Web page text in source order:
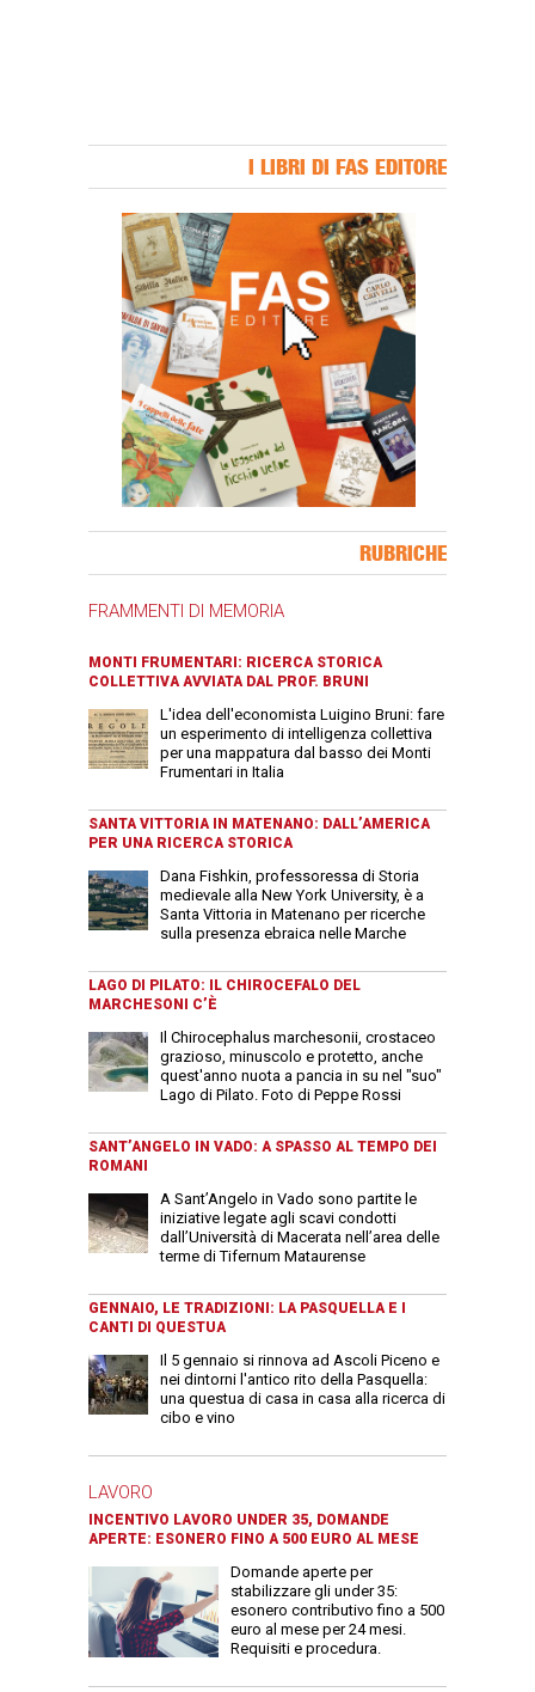
I LIBRI DI FAS EDITORE
RUBRICHE
FRAMMENTI DI MEMORIA
MONTI FRUMENTARI: RICERCA STORICA
COLLETTIVA AVVIATA DAL PROF. BRUNI
L'idea dell'economista Luigino Bruni: fare
un esperimento di intelligenza collettiva
per una mappatura dal basso dei Monti
Frumentari in Italia
SANTA VITTORIA IN MATENANO: DALL’AMERICA
PER UNA RICERCA STORICA
Dana Fishkin, professoressa di Storia
medievale alla New York University, è a
Santa Vittoria in Matenano per ricerche
sulla presenza ebraica nelle Marche
LAGO DI PILATO: IL CHIROCEFALO DEL
MARCHESONI C’È
Il Chirocephalus marchesonii, crostaceo
grazioso, minuscolo e protetto, anche
quest'anno nuota a pancia in su nel "suo"
Lago di Pilato. Foto di Peppe Rossi
SANT’ANGELO IN VADO: A SPASSO AL TEMPO DEI
ROMANI
A Sant’Angelo in Vado sono partite le
iniziative legate agli scavi condotti
dall’Università di Macerata nell’area delle
terme di Tifernum Mataurense
GENNAIO, LE TRADIZIONI: LA PASQUELLA E I
CANTI DI QUESTUA
Il 5 gennaio si rinnova ad Ascoli Piceno e
nei dintorni l'antico rito della Pasquella:
una questua di casa in casa alla ricerca di
cibo e vino
LAVORO
INCENTIVO LAVORO UNDER 35, DOMANDE
APERTE: ESONERO FINO A 500 EURO AL MESE
Domande aperte per
stabilizzare gli under 35:
esonero contributivo fino a 500
euro al mese per 24 mesi.
Requisiti e procedura.